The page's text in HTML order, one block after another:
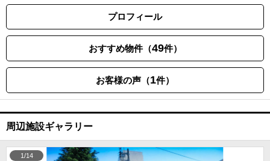
プロフィール
おすすめ物件（49件）
お客様の声（1件）
周辺施設ギャラリー
1/14